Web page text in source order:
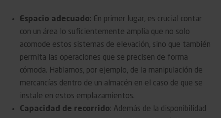
Espacio adecuado: En primer lugar, es crucial contar
con un área lo suficientemente amplia que no solo
acomode estos sistemas de elevación, sino que también
permita las operaciones que se precisen de forma
cómoda. Hablamos, por ejemplo, de la manipulación de
mercancías dentro de un almacén en el caso de que se
instale en estos emplazamientos.
Capacidad de recorrido: Además de la disponibilidad